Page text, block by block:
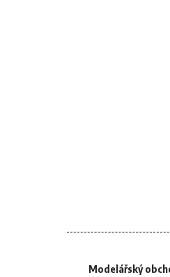
Modelářský